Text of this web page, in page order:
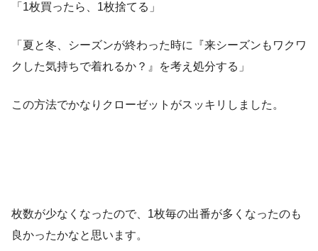
「1枚買ったら、1枚捨てる」
「夏と冬、シーズンが終わった時に『来シーズンもワクワ
クした気持ちで着れるか？』を考え処分する」
この方法でかなりクローゼットがスッキリしました。
枚数が少なくなったので、1枚毎の出番が多くなったのも
良かったかなと思います。